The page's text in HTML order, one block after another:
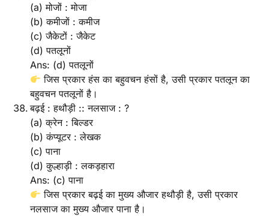
(a) मोजों : मोजा
(b) कमीजों : कमीज
(c) जैकेटों : जैकेट
(d) पतलूनों
Ans: (d) पतलूनों
जिस प्रकार हंस का बहुवचन हंसों है, उसी प्रकार पतलून का
बहुवचन पतलूनों है।
बढ़ई : हथौड़ी :: नलसाज : ?
(a) क्रेन : बिल्डर
(b) कंप्यूटर : लेखक
(c) पाना
(d) कुल्हाड़ी : लकड़हारा
Ans: (c) पाना
जिस प्रकार बढ़ई का मुख्य औजार हथौड़ी है, उसी प्रकार
नलसाज का मुख्य औजार पाना है।